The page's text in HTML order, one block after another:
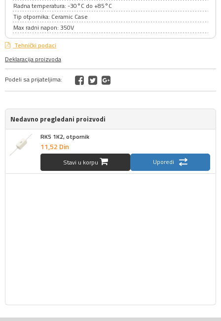
Radna temperatura: -30°C do +85°C
Tip otpornika: Ceramic Case
Max radni napon: 350V
Tehnički podaci
Deklaracija proizvoda
Podeli sa prijateljima:
Nedavno pregledani proizvodi
RK5 1K2, otpornik
11,52 Din
Stavi u korpu Uporedi